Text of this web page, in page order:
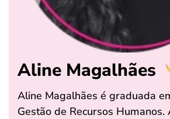
Aline Magalhães
Aline Magalhães é graduada
Gestão de Recursos Humanos.